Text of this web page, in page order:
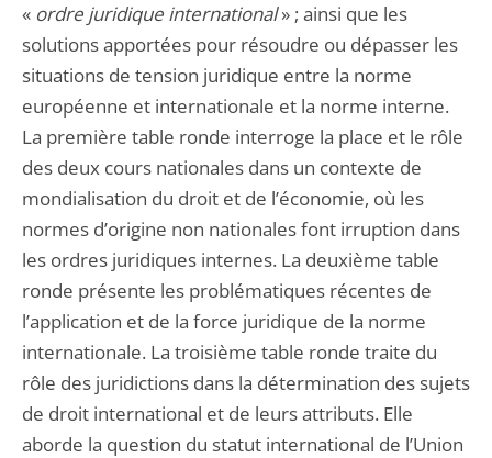
« ordre juridique international» ; ainsi que les
solutions apportées pour résoudre ou dépasser les
situations de tension juridique entre la norme
européenne et internationale et la norme interne.
La première table ronde interroge la place et le rôle
des deux cours nationales dans un contexte de
mondialisation du droit et de l’économie, où les
normes d’origine non nationales font irruption dans
les ordres juridiques internes. La deuxième table
ronde présente les problématiques récentes de
l’application et de la force juridique de la norme
internationale. La troisième table ronde traite du
rôle des juridictions dans la détermination des sujets
de droit international et de leurs attributs. Elle
aborde la question du statut international de l’Union